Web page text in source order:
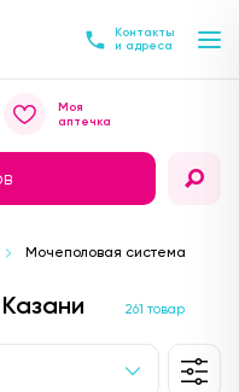
Контакты
и адреса
Моя
аптечка
Мочеполовая система
261 товар